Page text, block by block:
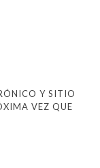
Y SITIO
VEZ QUE